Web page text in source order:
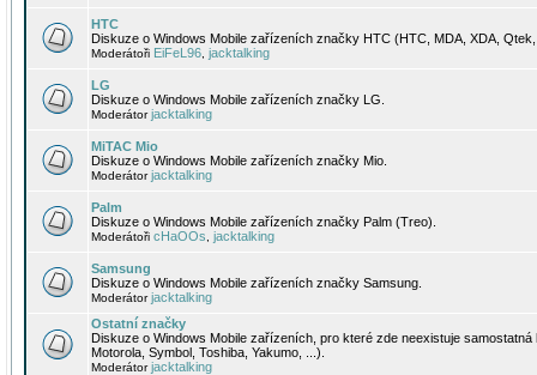
HTC
Diskuze o Windows Mobile zařízeních značky HTC (HTC, MDA, XDA,
Moderátoři EiFeL96 jacktalking
LG
Diskuze o Windows Mobile zařízeních značky LG.
Moderátorjacktalking
MiTAC Mio
Diskuze o Windows Mobile zařízeních značky Mio.
Moderátorjacktalking
Palm
Diskuze o Windows Mobile zařízeních značky Palm (Treo).
Moderátoři cHaOOs jacktalking
Samsung
Diskuze o Windows Mobile zařízeních značky Samsung.
Moderátorjacktalking
Ostatní značky
Diskuze o Windows Mobile zařízeních, pro které zde neexistuje
Motorola, Symbol, Toshiba, Yakumo, ...).
Moderátorjacktalking